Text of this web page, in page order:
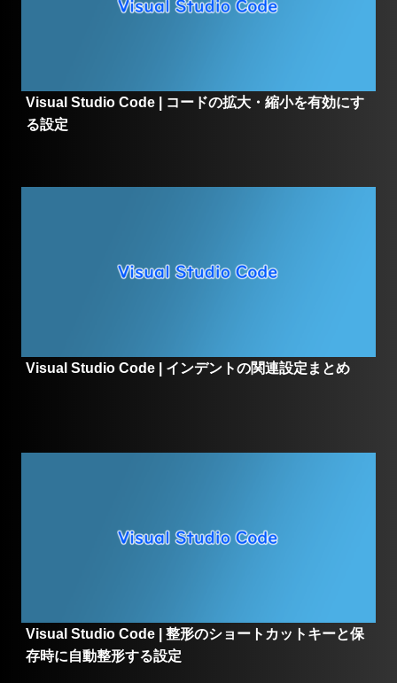
Visual Studio Code | コードの拡大・縮小を有効にす
る設定
Visual Studio Code | インデントの関連設定まとめ
Visual Studio Code | 整形のショートカットキーと保
存時に自動整形する設定